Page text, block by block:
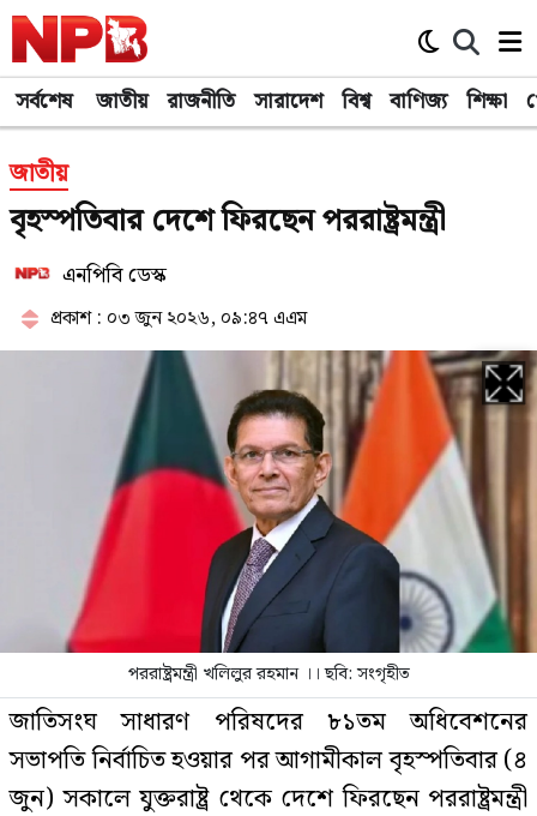
সর্বশেষ জাতীয় রাজনীতি সারাদেশ বিশ্ব বাণিজ্য শিক্ষা
জাতীয়
বৃহস্পতিবার দেশে ফিরছেন পররাষ্ট্রমন্ত্রী
এনপিবি ডেস্ক
প্রকাশ : ০৩ জুন ২০২৬, ০৯:৪৭ এএম
পররাষ্ট্রমন্ত্রী খলিলুর রহমান ।। ছবি: সংগৃহীত
জাতিসংঘ সাধারণ পরিষদের ৮১তম অধিবেশনের
সভাপতি নির্বাচিত হওয়ার পর আগামীকাল বৃহস্পতিবার (৪
জুন) সকালে যুক্তরাষ্ট্র থেকে দেশে ফিরছেন পররাষ্ট্রমন্ত্রী